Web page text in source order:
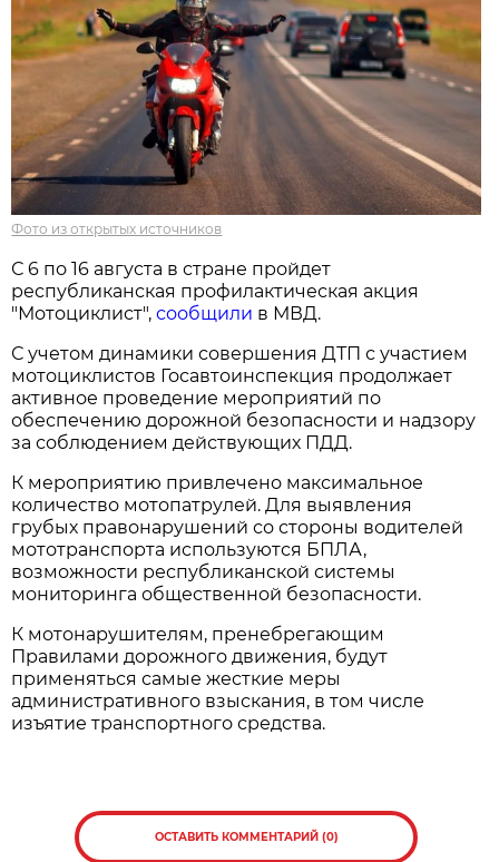
Фото из открытых источников
С 6 по 16 августа в стране пройдет
республиканская профилактическая акция
"Мотоциклист",сообщили в МВД.
С учетом динамики совершения ДТП с участием
мотоциклистов Госавтоинспекция продолжает
активное проведение мероприятий по
обеспечению дорожной безопасности и надзору
за соблюдением действующих ПДД.
К мероприятию привлечено максимальное
количество мотопатрулей. Для выявления
грубых правонарушений со стороны водителей
мототранспорта используются БПЛА,
возможности республиканской системы
мониторинга общественной безопасности.
К мотонарушителям, пренебрегающим
Правилами дорожного движения, будут
применяться самые жесткие меры
административного взыскания, в том числе
изъятие транспортного средства.
ОСТАВИТЬ КОММЕНТАРИЙ (0)